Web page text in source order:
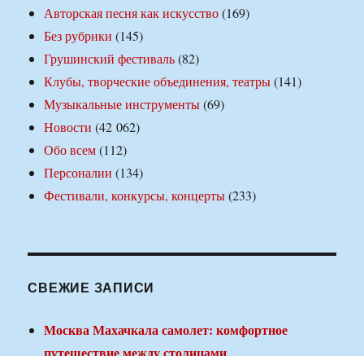
Авторская песня как искусство(169)
Без рубрики (145)
Грушинский фестиваль(82)
Клубы, творческие объединения, театры(141)
Музыкальные инструменты(69)
Новости (42 062)
Обо всем(112)
Персоналии (134)
Фестивали, конкурсы, концерты(233)
СВЕЖИЕ ЗАПИСИ
Москва Махачкала самолет: комфортное
путешествие между столицами